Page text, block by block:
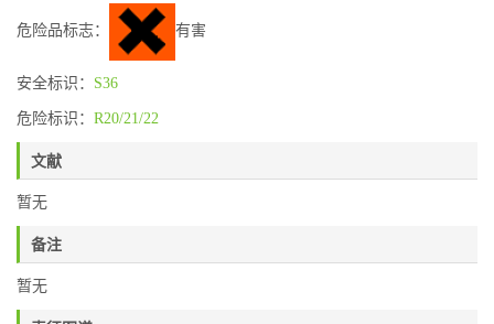
危险品标志： 有害
安全标识： S36
危险标识： R20/21/22
文献
暂无
备注
暂无